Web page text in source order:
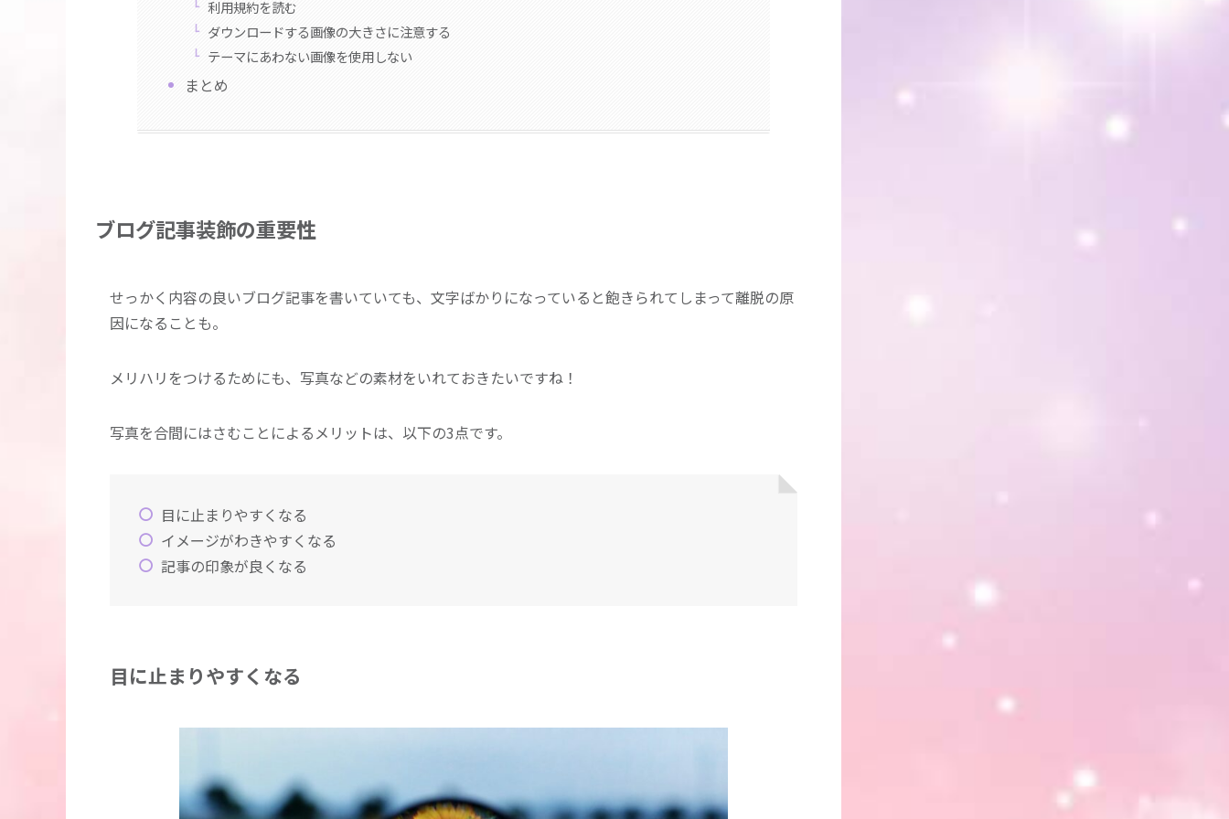
利用規約を読む
ダウンロードする画像の大きさに注意する
テーマにあわない画像を使用しない
まとめ
ブログ記事装飾の重要性
せっかく内容の良いブログ記事を書いていても、文字ばかりになっていると飽きられてしまって離脱の原
因になることも。
メリハリをつけるためにも、写真などの素材をいれておきたいですね！
写真を合間にはさむことによるメリットは、以下の3点です。
目に止まりやすくなる
イメージがわきやすくなる
記事の印象が良くなる
目に止まりやすくなる